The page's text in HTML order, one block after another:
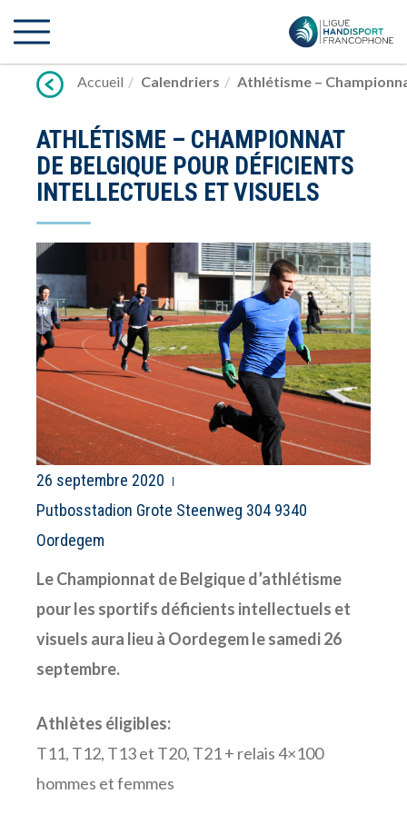
vers
Accueil
Calendriers Athlétisme –
ATHLÉTISME – CHAMPIONNAT
DE BELGIQUE POUR DÉFICIENTS
INTELLECTUELS ET VISUELS
26 septembre 2020
Putbosstadion Grote Steenweg 304 9340
Oordegem
Le Championnat de Belgique d’athlétisme
pour les sportifs déficients intellectuels et
visuels aura lieu à Oordegem le samedi 26
septembre.
Athlètes éligibles:
T11, T12, T13 et T20, T21 + relais 4×100
hommes et femmes